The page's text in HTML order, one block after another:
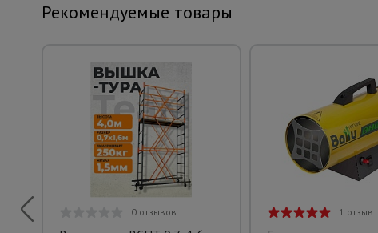
Рекомендуемые товары
0 отзывов 1 отзыв